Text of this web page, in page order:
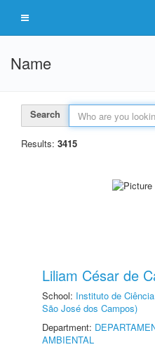
Name
Search
Results: 3415
Liliam César de
School: Instituto de
São José dos Campos)
Department:
AMBIENTAL